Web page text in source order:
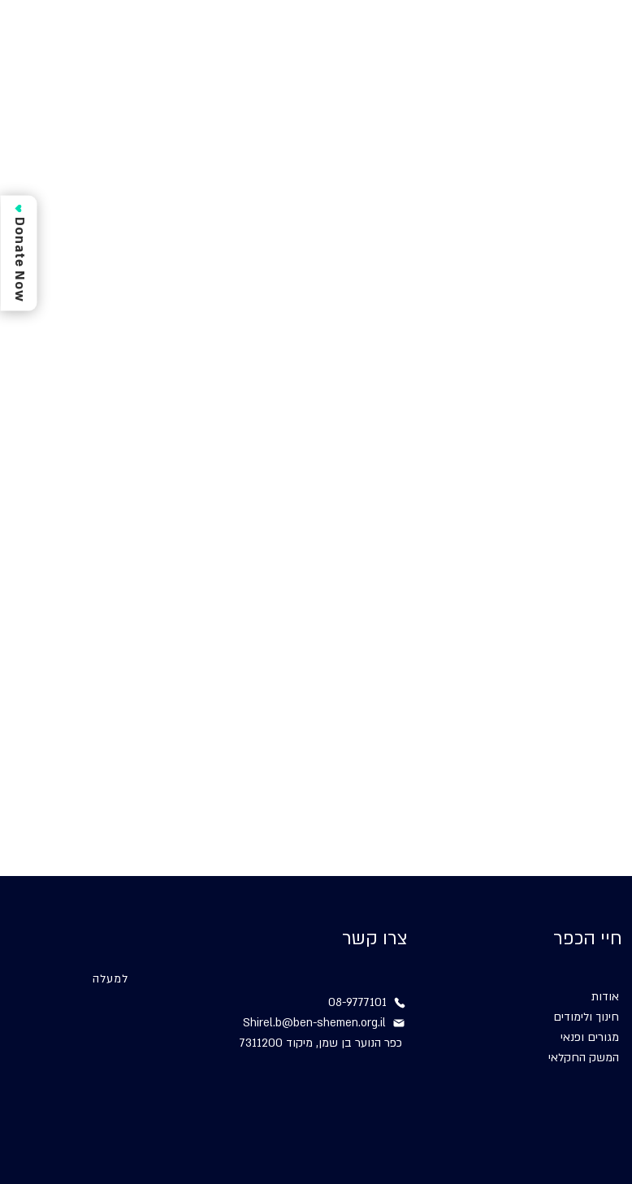
Donate Now
למעלה
צרו קשר
08-9777101
Shirel.b@ben-shemen.org.il
כפר הנוער בן שמן, מיקוד 7311200
חיי הכפר
אודות
חינוך ולימודים
מגורים ופנאי
המשק החקלאי